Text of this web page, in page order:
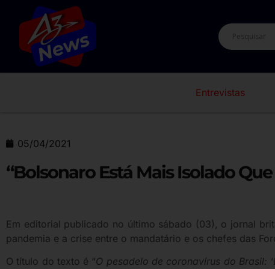
Entrevistas
05/04/2021
“Bolsonaro Está Mais Isolado
Em editorial publicado no último sábado (03), o jornal
pandemia e a crise entre o mandatário e os chefes das
O título do texto é “O pesadelo de coronavírus do Brasil: